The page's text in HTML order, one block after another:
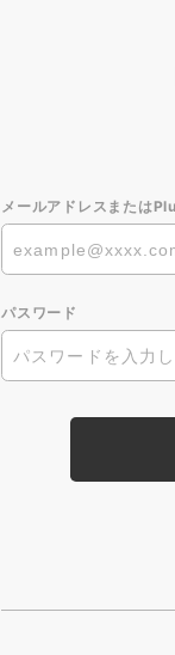
メールアドレスまたは
パスワード